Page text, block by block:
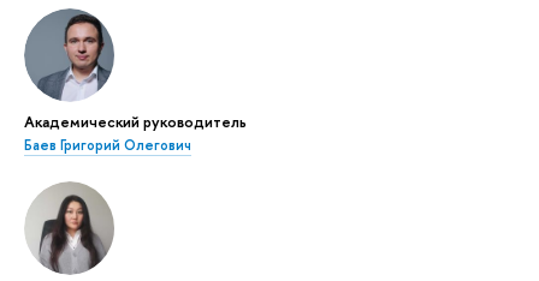
Академический руководитель
Баев Григорий Олегович